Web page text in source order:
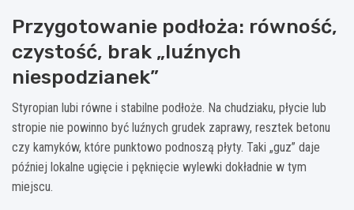
Przygotowanie podłoża: równość,
czystość, brak „luźnych
niespodzianek”
Styropian lubi równe i stabilne podłoże. Na chudziaku, płycie lub
stropie nie powinno być luźnych grudek zaprawy, resztek betonu
czy kamyków, które punktowo podnoszą płyty. Taki „guz” daje
później lokalne ugięcie i pęknięcie wylewki dokładnie w tym
miejscu.